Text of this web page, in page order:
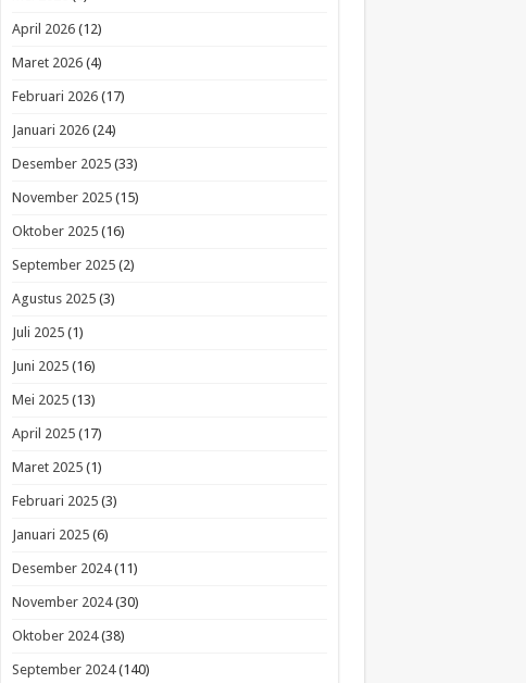
April 2026(12)
Maret 2026(4)
Februari 2026(17)
Januari 2026(24)
Desember 2025(33)
November 2025(15)
Oktober 2025(16)
September 2025(2)
Agustus 2025(3)
Juli 2025(1)
Juni 2025(16)
Mei 2025(13)
April 2025(17)
Maret 2025(1)
Februari 2025(3)
Januari 2025(6)
Desember 2024(11)
November 2024(30)
Oktober 2024(38)
September 2024(140)